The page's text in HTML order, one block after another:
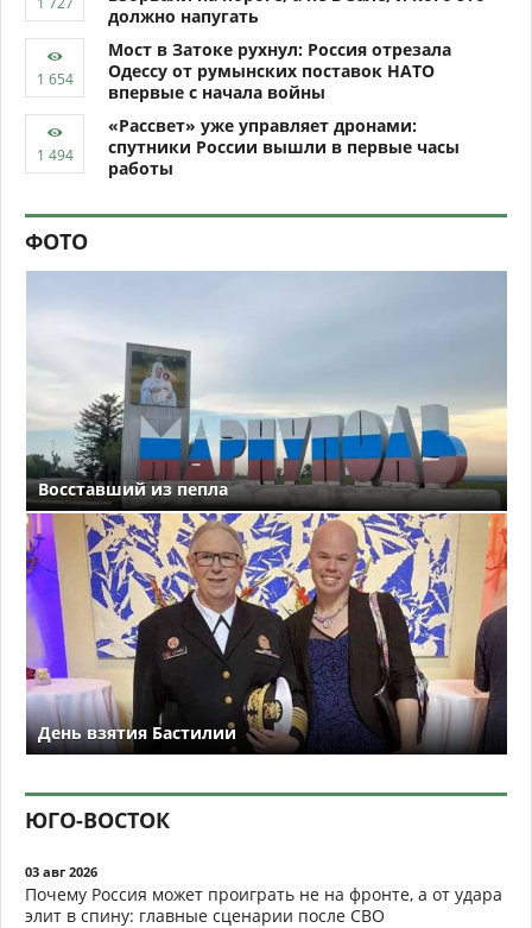
должно напугать
Мост в Затоке рухнул: Россия отрезала
Одессу от румынских поставок НАТО
впервые с начала войны
«Рассвет» уже управляет дронами:
спутники России вышли в первые часы
работы
ФОТО
Восставший из пепла
День взятия Бастилии
ЮГО-ВОСТОК
03 авг 2026
Почему Россия может проиграть не на фронте, а от удара
элит в спину: главные сценарии после СВО